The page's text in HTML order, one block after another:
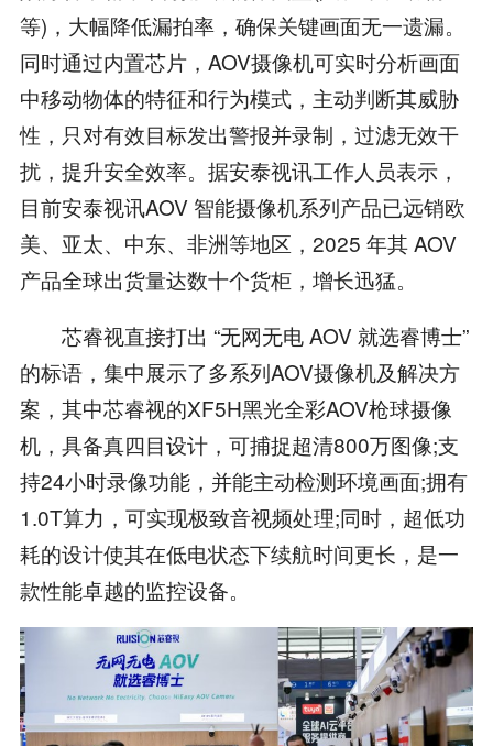
等)，大幅降低漏拍率，确保关键画面无一遗漏。
同时通过内置芯片，AOV摄像机可实时分析画面
中移动物体的特征和行为模式，主动判断其威胁
性，只对有效目标发出警报并录制，过滤无效干
扰，提升安全效率。据安泰视讯工作人员表示，
目前安泰视讯AOV 智能摄像机系列产品已远销欧
美、亚太、中东、非洲等地区，2025 年其 AOV
产品全球出货量达数十个货柜，增长迅猛。
芯睿视直接打出 “无网无电 AOV 就选睿博士”
的标语，集中展示了多系列AOV摄像机及解决方
案，其中芯睿视的XF5H黑光全彩AOV枪球摄像
机，具备真四目设计，可捕捉超清800万图像;支
持24小时录像功能，并能主动检测环境画面;拥有
1.0T算力，可实现极致音视频处理;同时，超低功
耗的设计使其在低电状态下续航时间更长，是一
款性能卓越的监控设备。